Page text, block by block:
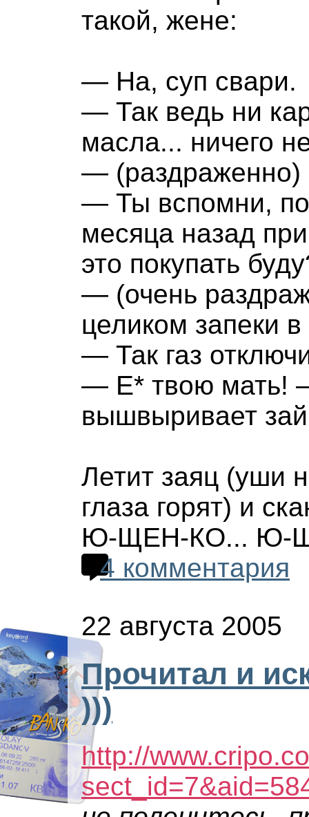
такой, жене:
— На, суп свари.
— Так ведь ни
масла... ничего
— (раздраженно)
— Ты вспомни,
месяца назад
это покупать
— (очень
целиком запеки в
— Так газ
— Е* твою мать!
вышвыривает
Летит заяц (уши
глаза горят) и
Ю-ЩЕН-КО... Ю-
4 комментария
22 августа 2005
Прочитал и
)))
http://